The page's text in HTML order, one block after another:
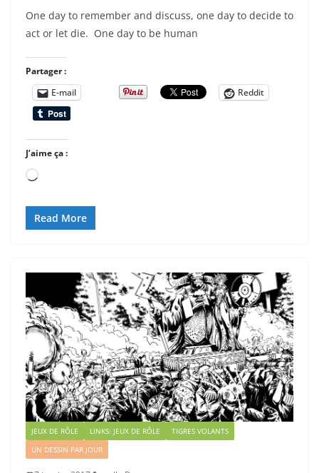
One day to remember and discuss, one day to decide to
act or let die. One day to be human
Partager :
E-mail
Reddit
J’aime ça :
Chargement…
Read More
JEUX DE RÔLE LINKS: JEUX DE RÔLE
TIGRES VOLANTS
UN DESSIN PAR JOUR